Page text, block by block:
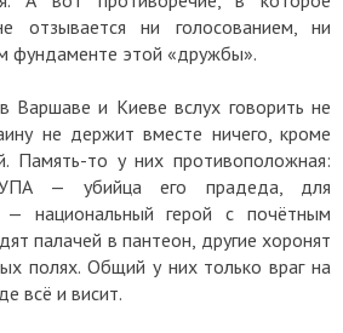
отзывается ни голосованием, ни
фундаменте этой «дружбы».
Варшаве и Киеве вслух говорить не
не держит вместе ничего, кроме
Память-то у них противоположная:
— убийца его прадеда, для
— национальный герой с почётным
палачей в пантеон, другие хоронят
полях. Общий у них только враг на
всё и висит.